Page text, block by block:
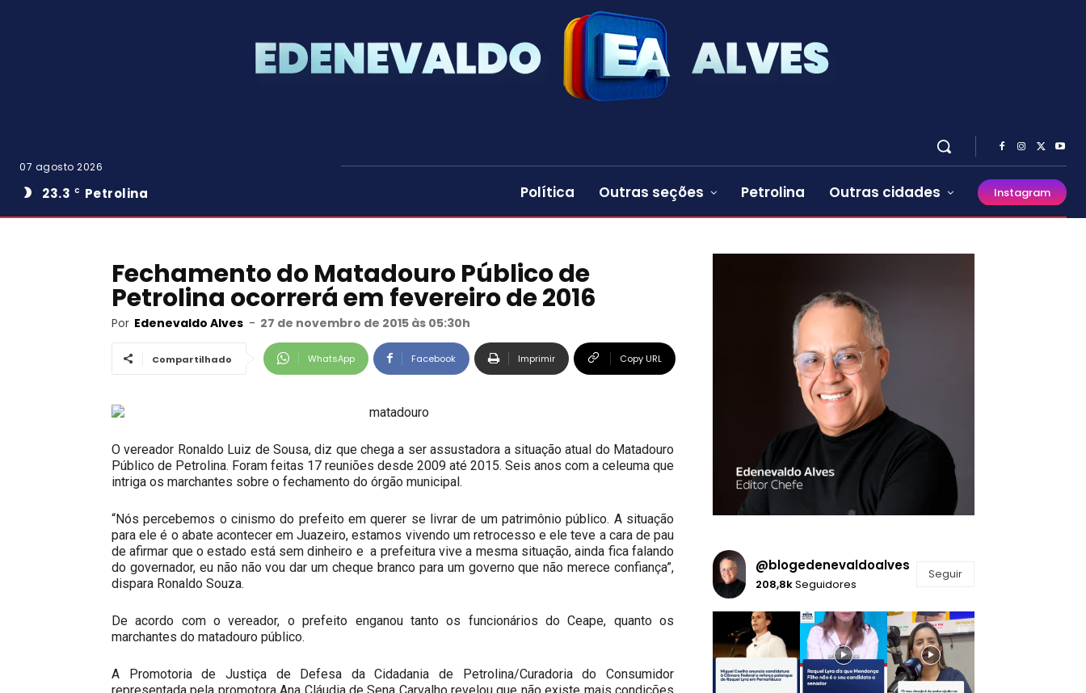
07 agosto 2026
23.3 C Petrolina Política Outras seções Petrolina Outras cidades Instagram
Fechamento do Matadouro Público de
Petrolina ocorrerá em fevereiro de 2016
Por Edenevaldo Alves - 27 de novembro de 2015 às 05:30h
Compartilhado WhatsApp Facebook Imprimir Copy URL
O vereador Ronaldo Luiz de Sousa, diz que chega a ser assustadora a situação atual do Matadouro
Público de Petrolina. Foram feitas 17 reuniões desde 2009 até 2015. Seis anos com a celeuma que
intriga os marchantes sobre o fechamento do órgão municipal.
“Nós percebemos o cinismo do prefeito em querer se livrar de um patrimônio público. A situação
para ele é o abate acontecer em Juazeiro, estamos vivendo um retrocesso e ele teve a cara de pau
de afirmar que o estado está sem dinheiro e a prefeitura vive a mesma situação, ainda fica falando
do governador, eu não não vou dar um cheque branco para um governo que não merece confiança”,
dispara Ronaldo Souza.
De acordo com o vereador, o prefeito enganou tanto os funcionários do Ceape, quanto os
marchantes do matadouro público.
A Promotoria de Justiça de Defesa da Cidadania de Petrolina/Curadoria do Consumidor
@blogedenevaldoalves
208,8kSeguidores
Seguir